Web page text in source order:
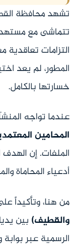
تشهد محافظة
التزامات
المطور، لم يعد
خسارتها بالكامل.
عندما تواجه
المحامين
الملفات. إن
أدعياء المحاماة
من هنا، وتأكيداً
والقطيف) بين
الرسمية عبر